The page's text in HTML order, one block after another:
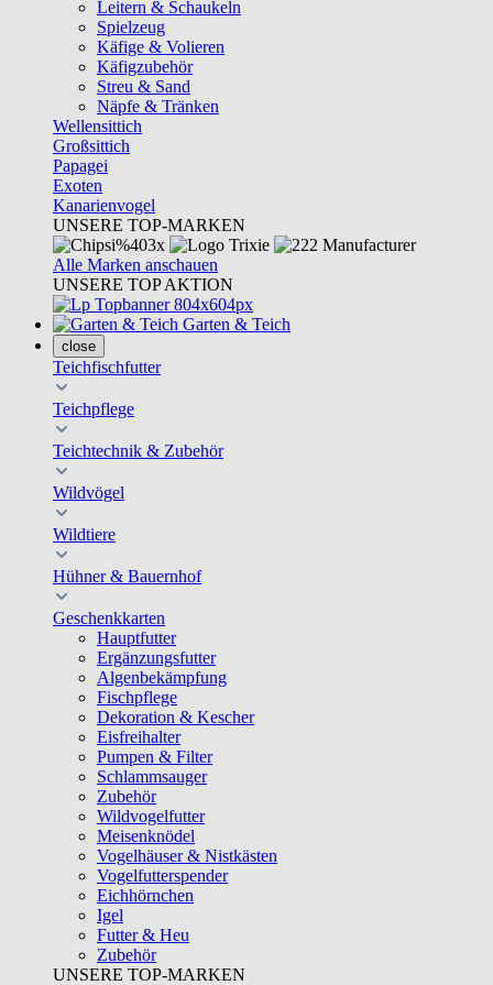
Leitern & Schaukeln
Spielzeug
Käfige & Volieren
Käfigzubehör
Streu & Sand
Näpfe & Tränken
Wellensittich
Großsittich
Papagei
Exoten
Kanarienvogel
UNSERE TOP-MARKEN
Alle Marken anschauen
UNSERE TOP AKTION
Garten & Teich
close
Teichfischfutter
Teichpflege
Teichtechnik & Zubehör
Wildvögel
Wildtiere
Hühner & Bauernhof
Geschenkkarten
Hauptfutter
Ergänzungsfutter
Algenbekämpfung
Fischpflege
Dekoration & Kescher
Eisfreihalter
Pumpen & Filter
Schlammsauger
Zubehör
Wildvogelfutter
Meisenknödel
Vogelhäuser & Nistkästen
Vogelfutterspender
Eichhörnchen
Igel
Futter & Heu
Zubehör
UNSERE TOP-MARKEN